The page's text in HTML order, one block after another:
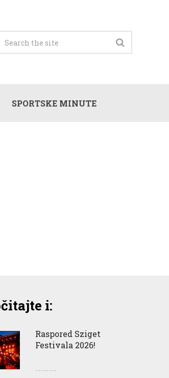
SPORTSKE MINUTE
i:
Raspored Sziget
Festivala 2026!